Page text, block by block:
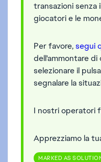
transazioni
giocatori e le
Per favore,segui
dell'ammontare
selezionare il
segnalare la
I nostri operatori
Apprezziamo la
MARKED AS